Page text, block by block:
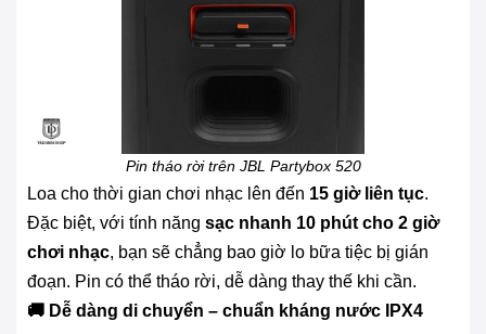
Pin tháo rời trên JBL Partybox 520
Loa cho thời gian chơi nhạc lên đến 15 giờ liên tục.
Đặc biệt, với tính năng sạc nhanh 10 phút cho 2 giờ
chơi nhạc, bạn sẽ chẳng bao giờ lo bữa tiệc bị gián
đoạn. Pin có thể tháo rời, dễ dàng thay thế khi cần.
🚚 Dễ dàng di chuyển – chuẩn kháng nước IPX4